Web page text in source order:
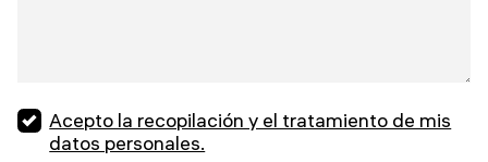
Acepto la recopilación y el tratamiento de mis
datos personales.